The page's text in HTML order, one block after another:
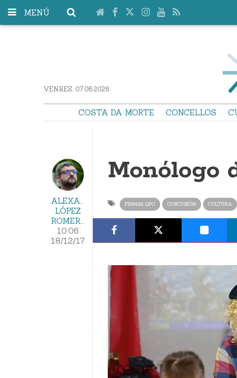
MENÚ
VENRES. 07.08.2026
COSTA DA MORTE CONCELLOS
ALEXANDRE
LÓPEZ
ROMERO
10:06
18/12/17
Monólogo
FIRMAS QPC CORCUBIÓN CULTURA